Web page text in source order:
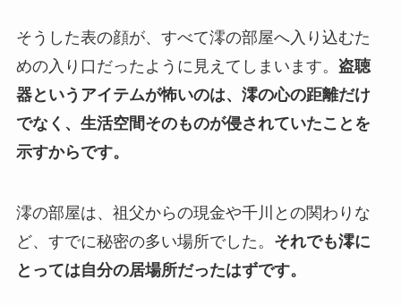
そうした表の顔が、すべて澪の部屋へ入り込むた
めの入り口だったように見えてしまいます。 盗聴
器というアイテムが怖いのは、澪の心の距離だけ
でなく、生活空間そのものが侵されていたことを
示すからです。
澪の部屋は、祖父からの現金や千川との関わりな
ど、すでに秘密の多い場所でした。 それでも澪に
とっては自分の居場所だったはずです。